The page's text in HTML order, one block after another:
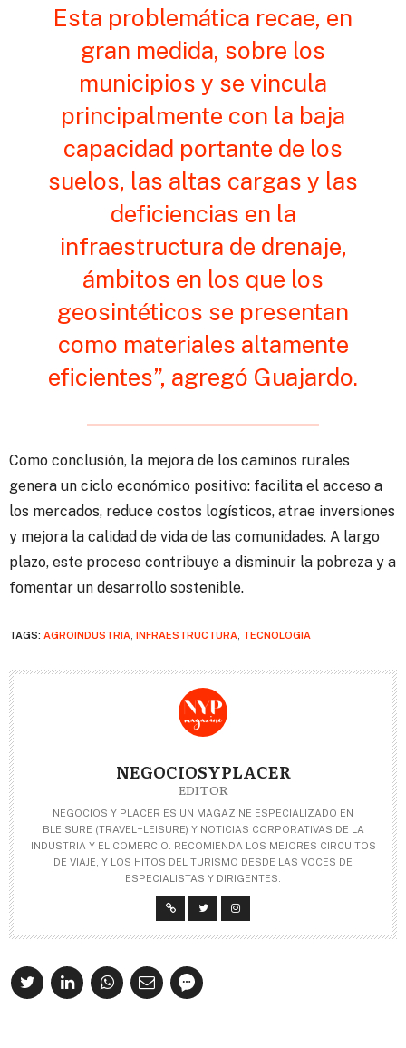
Esta problemática recae, en
gran medida, sobre los
municipios y se vincula
principalmente con la baja
capacidad portante de los
suelos, las altas cargas y las
deficiencias en la
infraestructura de drenaje,
ámbitos en los que los
geosintéticos se presentan
como materiales altamente
eficientes”, agregó Guajardo.
Como conclusión, la mejora de los caminos rurales
genera un ciclo económico positivo: facilita el acceso a
los mercados, reduce costos logísticos, atrae inversiones
y mejora la calidad de vida de las comunidades. A largo
plazo, este proceso contribuye a disminuir la pobreza y a
fomentar un desarrollo sostenible.
TAGS: AGROINDUSTRIA INFRAESTRUCTURA TECNOLOGIA
NEGOCIOSYPLACER
EDITOR
NEGOCIOS Y PLACER ES UN MAGAZINE ESPECIALIZADO EN
BLEISURE (TRAVEL+LEISURE) Y NOTICIAS CORPORATIVAS DE LA
INDUSTRIA Y EL COMERCIO. RECOMIENDA LOS MEJORES CIRCUITOS
DE VIAJE, Y LOS HITOS DEL TURISMO DESDE LAS VOCES DE
ESPECIALISTAS Y DIRIGENTES.